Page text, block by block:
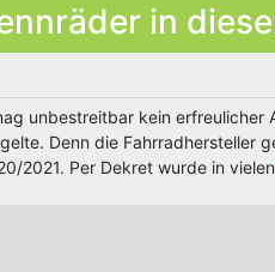
in
unbestreitbar kein erfreulicher
Denn die Fahrradhersteller
2021. Per Dekret wurde in vielen